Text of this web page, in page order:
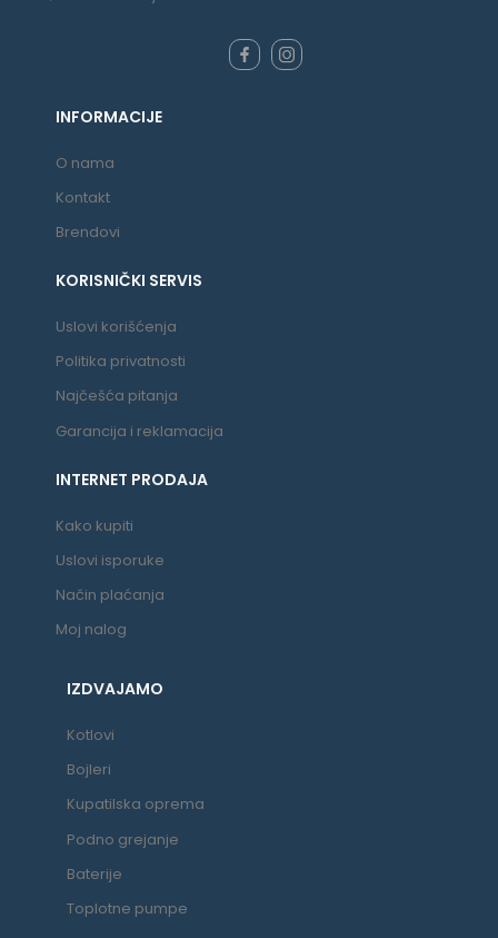
INFORMACIJE
O nama
Kontakt
Brendovi
KORISNIČKI SERVIS
Uslovi korišćenja
Politika privatnosti
Najčešća pitanja
Garancija i reklamacija
INTERNET PRODAJA
Kako kupiti
Uslovi isporuke
Način plaćanja
Moj nalog
IZDVAJAMO
Kotlovi
Bojleri
Kupatilska oprema
Podno grejanje
Baterije
Toplotne pumpe